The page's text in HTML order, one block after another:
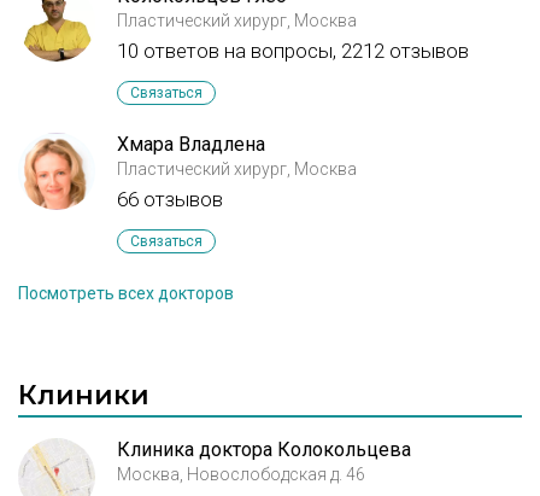
Пластический хирург, Москва
10 ответов на вопросы, 2212 отзывов
Связаться
Хмара Владлена
Пластический хирург, Москва
66 отзывов
Связаться
Посмотреть всех докторов
Клиники
Клиника доктора Колокольцева
Москва, Новослободская д. 46